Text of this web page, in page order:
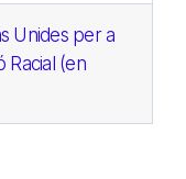
Unides per a
Racial (en